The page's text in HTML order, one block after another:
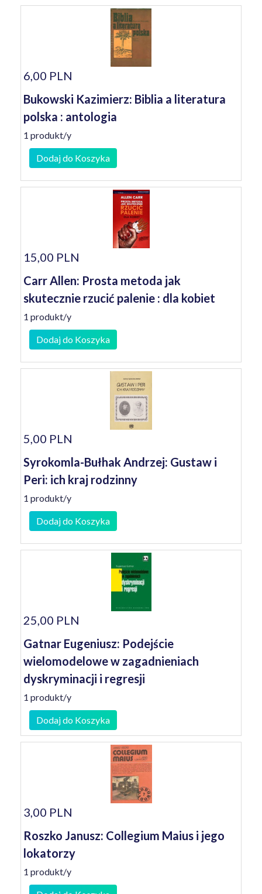
6,00 PLN
Bukowski Kazimierz: Biblia a literatura
polska : antologia
1 produkt/y
Dodaj do Koszyka
15,00 PLN
Carr Allen: Prosta metoda jak
skutecznie rzucić palenie : dla kobiet
1 produkt/y
Dodaj do Koszyka
5,00 PLN
Syrokomla-Bułhak Andrzej: Gustaw i
Peri: ich kraj rodzinny
1 produkt/y
Dodaj do Koszyka
25,00 PLN
Gatnar Eugeniusz: Podejście
wielomodelowe w zagadnieniach
dyskryminacji i regresji
1 produkt/y
Dodaj do Koszyka
3,00 PLN
Roszko Janusz: Collegium Maius i jego
lokatorzy
1 produkt/y